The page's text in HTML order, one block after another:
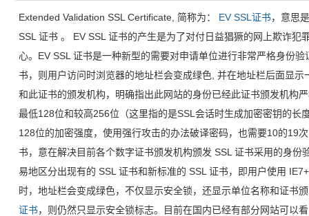
Extended Validation SSL Certificate, 简称为： EV SSL证书，意思
SSL 证书 。 EV SSL 证书的产生是为了对付日益猖獗的网上欺诈犯
心。EV SSL 证书是一种新型的需要对申请单位进行非常严格身份
书，则用户访问时浏览器的地址栏会变成绿色, 并在地址栏后面显
和此证书的颁发机构，明确指出此网站的身份已经此证书颁发机构
最低128位和较高256位（这里指的是SSL会话时生成加密密钥的长
128位的加密强度，使用强行攻击的办法破译密码，也需要10的19
书，意在解决目前各个数字证书颁发机构颁发 SSL 证书采用的身
易地区分出现有的 SSL 证书和新标准的 SSL 证书，即用户使用
时，地址栏会变成绿色，不仅显示安全锁，还显示单位名称和证书
证书，则仍然只显示安全锁标志。目前在国内已经有部分网站可以